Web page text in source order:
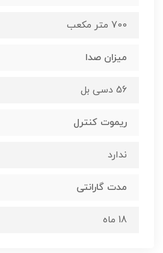
700 متر مکعب
میزان صدا
56 دسی بل
ریموت کنترل
ندارد
مدت گارانتی
18 ماه